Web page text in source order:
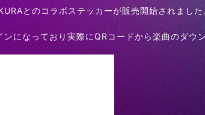
とのコラボステッカーが販売開始されました
になっており実際にQRコードから楽曲のダウ